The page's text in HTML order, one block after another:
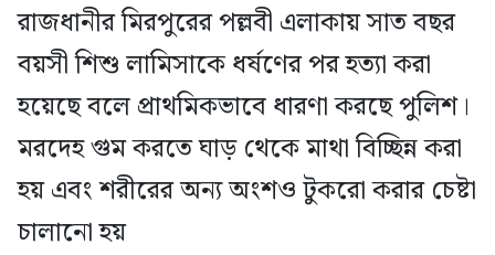
রাজধানীর মিরপুরের পল্লবী এলাকায় সাত বছর
বয়সী শিশু লামিসাকে ধর্ষণের পর হত্যা করা
হয়েছে বলে প্রাথমিকভাবে ধারণা করছে পুলিশ।
মরদেহ গুম করতে ঘাড় থেকে মাথা বিচ্ছিন্ন করা
হয় এবং শরীরের অন্য অংশও টুকরো করার চেষ্টা
চালানো হয়